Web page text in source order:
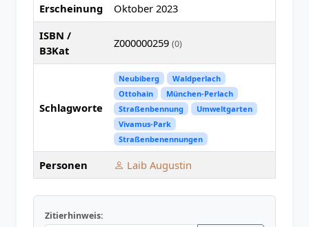
Erscheinung
Oktober 2023
ISBN /
B3Kat
Z000000259 (0)
Schlagworte
Neubiberg
Waldperlach
Ottohain
München-Perlach
Straßenbennung
Umweltgarten
Vivamus-Park
Straßenbenennungen
Personen Laib Augustin
Zitierhinweis: